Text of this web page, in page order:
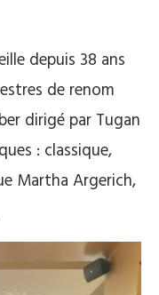
depuis 38 ans
de renom
dirigé par Tugan
: classique,
Martha Argerich,